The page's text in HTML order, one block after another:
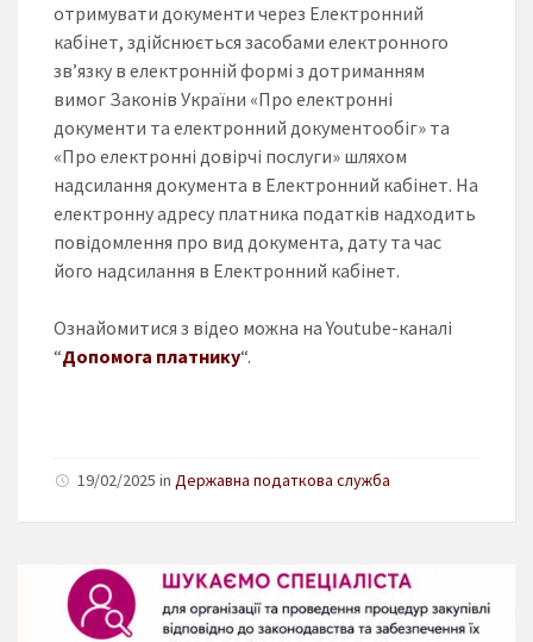
отримувати документи через Електронний
кабінет, здійснюється засобами електронного
зв’язку в електронній формі з дотриманням
вимог Законів України «Про електронні
документи та електронний документообіг» та
«Про електронні довірчі послуги» шляхом
надсилання документа в Електронний кабінет. На
електронну адресу платника податків надходить
повідомлення про вид документа, дату та час
його надсилання в Електронний кабінет.
Ознайомитися з відео можна на Youtube-каналі
“Допомога платнику“.
19/02/2025 in Державна податкова служба